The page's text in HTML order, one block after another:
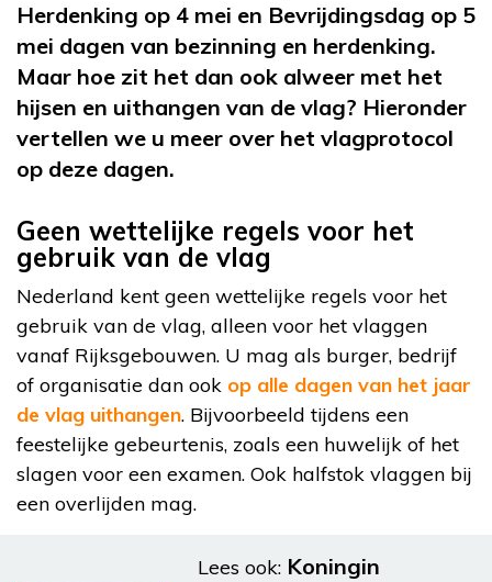
Herdenking op 4 mei en Bevrijdingsdag op 5
mei dagen van bezinning en herdenking.
Maar hoe zit het dan ook alweer met het
hijsen en uithangen van de vlag? Hieronder
vertellen we u meer over het vlagprotocol
op deze dagen.
Geen wettelijke regels voor het
gebruik van de vlag
Nederland kent geen wettelijke regels voor het
gebruik van de vlag, alleen voor het vlaggen
vanaf Rijksgebouwen. U mag als burger, bedrijf
of organisatie dan ook op alle dagen van het jaar
de vlag uithangen. Bijvoorbeeld tijdens een
feestelijke gebeurtenis, zoals een huwelijk of het
slagen voor een examen. Ook halfstok vlaggen bij
een overlijden mag.
Lees ook: Koningin